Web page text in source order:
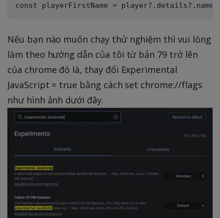
Nếu bạn nào muốn chạy thử nghiệm thì vui lòng
làm theo hướng dẫn của tôi từ bản 79 trở lên
của chrome đó là, thay đổi Experimental
JavaScript = true bằng cách set chrome://flags
như hình ảnh dưới đây.